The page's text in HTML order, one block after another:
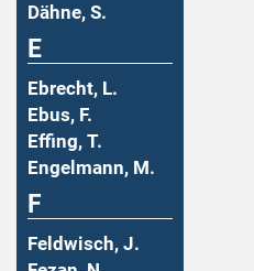
Dähne, S.
E
Ebrecht, L.
Ebus, F.
Effing, T.
Engelmann, M.
F
Feldwisch, J.